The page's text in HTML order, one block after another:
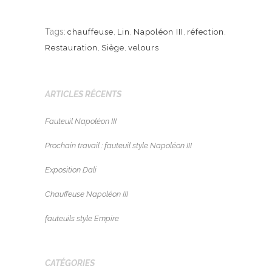
Tags: chauffeuse Lin Napoléon III réfection
Restauration Siège velours
ARTICLES RÉCENTS
Fauteuil Napoléon III
Prochain travail : fauteuil style Napoléon III
Exposition Dali
Chauffeuse Napoléon III
fauteuils style Empire
CATÉGORIES